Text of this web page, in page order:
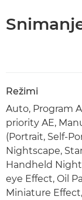
Režimi
Auto, Program
priority AE,
(Portrait, Self-
Nightscape,
Handheld
eye Effect, Oil
Miniature